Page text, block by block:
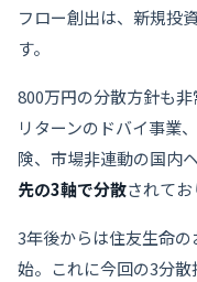
フロー創出は、新規投
す。
800万円の分散方針も
リターンのドバイ事業
険、市場非連動の国
先の3軸で分散されて
3年後からは住友生命
始。これに今回の3分